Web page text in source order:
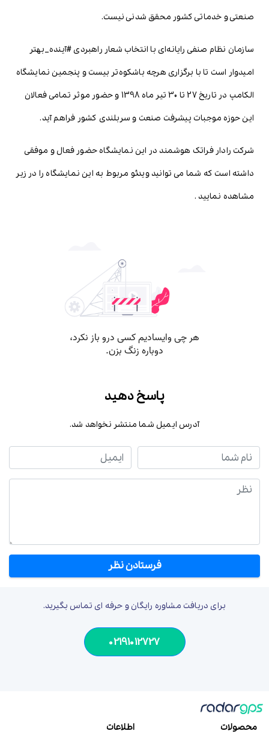
صنعتی و خدماتی کشور محقق شدنی نیست.
سازمان نظام صنفی رایانه‌ای با انتخاب شعار راهبردی #آینده_بهتر
امیدوار است تا با برگزاری هرچه باشکوه‌تر بیست و پنجمین نمایشگاه
الکامپ در تاریخ 27 تا 30 تیر ماه 1398 و حضور موثر تمامی فعالان
این حوزه موجبات پیشرفت صنعت و سربلندی کشور فراهم آید.
شرکت رادار فراتک هوشمند در این نمایشگاه حضور فعال و موفقی
داشته است که شما می توانید ویدئو مربوط به این نمایشگاه را در زیر
مشاهده نمایید .
پاسخ دهید
آدرس ایمیل شما منتشر نخواهد شد.
نام شما ایمیل
نظر
برای دریافت مشاوره رایگان و حرفه ای تماس بگیرید.
02191012727
محصولات اطلاعات